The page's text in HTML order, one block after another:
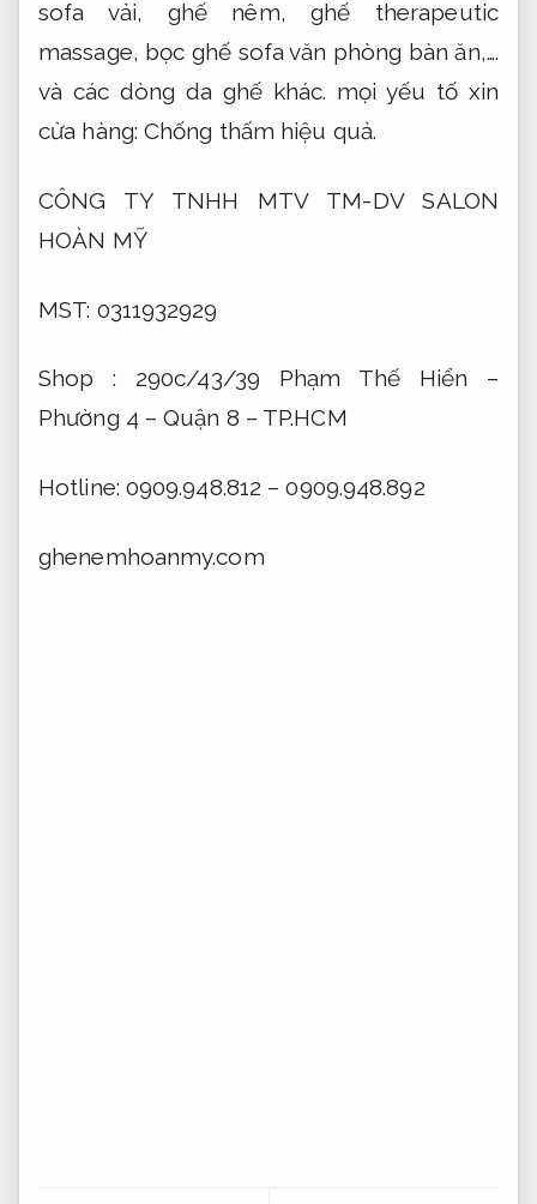
sofa vải, ghế nêm, ghế therapeutic
massage, bọc ghế sofa văn phòng bàn ăn,….
và các dòng da ghế khác. mọi yếu tố xin
cửa hàng: Chống thấm hiệu quả.
CÔNG TY TNHH MTV TM-DV SALON
HOÀN MỸ
MST: 0311932929
Shop : 290c/43/39 Phạm Thế Hiển –
Phường 4 – Quận 8 – TP.HCM
Hotline: 0909.948.812 – 0909.948.892
ghenemhoanmy.com